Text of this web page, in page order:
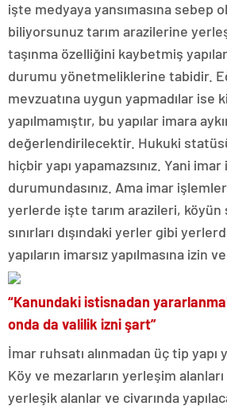
işte medyaya yansımasına sebep
biliyorsunuz tarım arazilerine
taşınma özelliğini kaybetmiş
durumu yönetmeliklerine tabidir.
mevzuatına uygun yapmadılar ise
yapılmamıştır, bu yapılar imara
değerlendirilecektir. Hukuki
hiçbir yapı yapamazsınız. Yani
durumundasınız. Ama imar
yerlerde işte tarım arazileri, köyün
sınırları dışındaki yerler gibi
yapıların imarsız yapılmasına izin
“Kanundaki istisnadan
onda da valilik izni şart”
İmar ruhsatı alınmadan üç tip yapı
Köy ve mezarların yerleşim alanları
yerleşik alanlar ve civarında